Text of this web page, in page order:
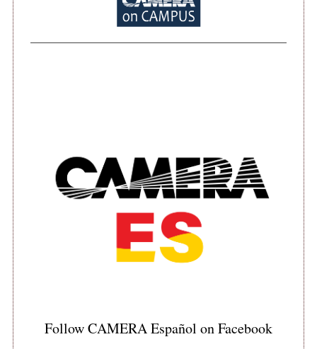
Follow CAMERA Español on Facebook